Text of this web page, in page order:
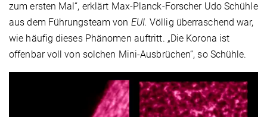
zum ersten Mal“, erklärt Max-Planck-Forscher Udo Schühle
aus dem Führungsteam von EUI. Völlig überraschend war,
wie häufig dieses Phänomen auftritt. „Die Korona ist
offenbar voll von solchen Mini-Ausbrüchen“, so Schühle.